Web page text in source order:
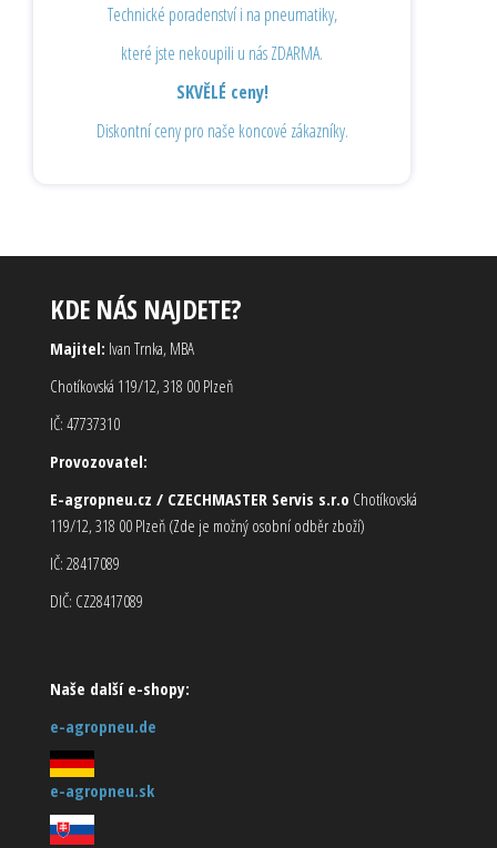
Technické poradenství i na pneumatiky,
které jste nekoupili u nás ZDARMA.
SKVĚLÉ ceny!
Diskontní ceny pro naše koncové zákazníky.
KDE NÁS NAJDETE?
Majitel: Ivan Trnka, MBA
Chotíkovská 119/12, 318 00 Plzeň
IČ: 47737310
Provozovatel:
E-agropneu.cz / CZECHMASTER Servis s.r.o Chotíkovská
119/12, 318 00 Plzeň (Zde je možný osobní odběr zboží)
IČ: 28417089
DIČ: CZ28417089
Naše další e-shopy:
e-agropneu.de
e-agropneu.sk